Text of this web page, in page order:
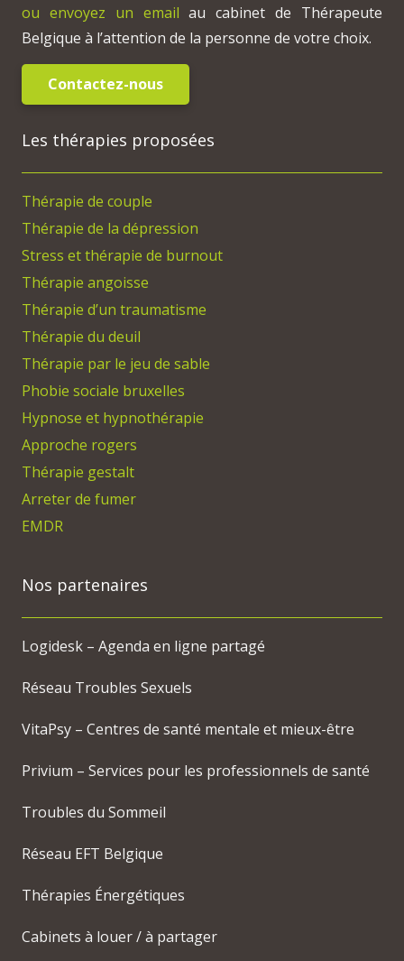
ou envoyez un email au cabinet de Thérapeute
Belgique à l’attention de la personne de votre choix.
Contactez-nous
Les thérapies proposées
Thérapie de couple
Thérapie de la dépression
Stress et thérapie de burnout
Thérapie angoisse
Thérapie d’un traumatisme
Thérapie du deuil
Thérapie par le jeu de sable
Phobie sociale bruxelles
Hypnose et hypnothérapie
Approche rogers
Thérapie gestalt
Arreter de fumer
EMDR
Nos partenaires
Logidesk – Agenda en ligne partagé
Réseau Troubles Sexuels
VitaPsy – Centres de santé mentale et mieux-être
Privium – Services pour les professionnels de santé
Troubles du Sommeil
Réseau EFT Belgique
Thérapies Énergétiques
Cabinets à louer / à partager